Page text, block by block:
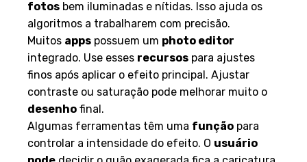
fotos bem iluminadas e nítidas. Isso ajuda os
algoritmos a trabalharem com precisão.
Muitos apps possuem um photo editor
integrado. Use esses recursos para ajustes
finos após aplicar o efeito principal. Ajustar
contraste ou saturação pode melhorar muito o
desenho final.
Algumas ferramentas têm uma função para
controlar a intensidade do efeito. O usuário